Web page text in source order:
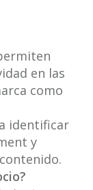
en las
como
identificar
y